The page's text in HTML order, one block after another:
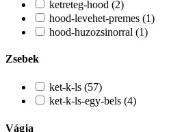
ketreteg-hood (2)
hood-levehet-premes (1)
hood-huzozsinorral (1)
Zsebek
ket-k-ls (57)
ket-k-ls-egy-bels (4)
Vágja